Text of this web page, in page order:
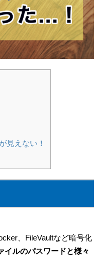
見えない！
、FileVaultなど暗号化
イルのパスワードと様々